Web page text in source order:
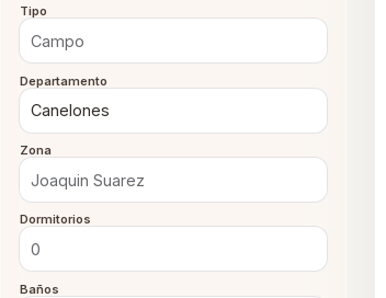
Tipo
Departamento
Zona
Dormitorios
Baños